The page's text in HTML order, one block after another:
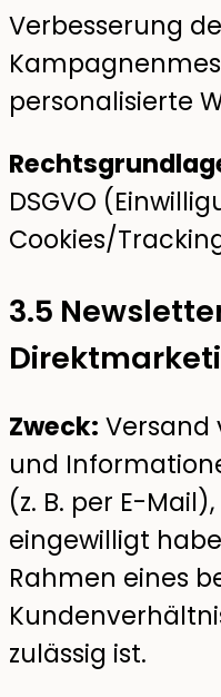
Verbesserung
personalisierte
DSGVO
Cookies/
3.5
Zweck: Versand
und
(z. B. per E-
eingewilligt
Rahmen eines
zulässig ist.